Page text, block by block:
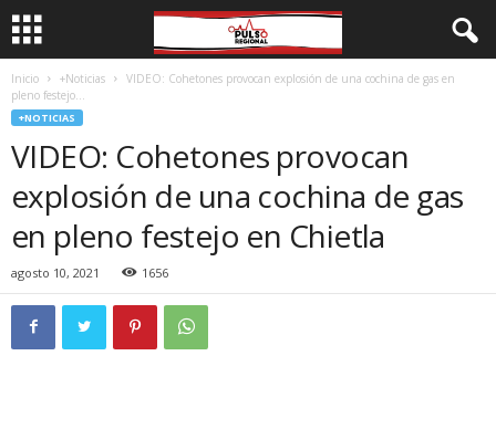
Inicio +Noticias
VIDEO: Cohetones provocan explosión de una cochina de gas en
pleno festejo...
+NOTICIAS
VIDEO: Cohetones provocan
explosión de una cochina de gas
en pleno festejo en Chietla
agosto 10, 2021 1656